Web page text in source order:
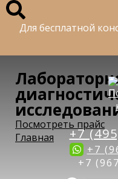
Для бесплатной
+7
+7
+7
Посмотреть прайс
Главная